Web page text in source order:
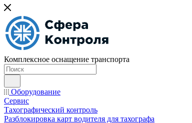
Комплексное оснащение транспорта
Оборудование
Сервис
Тахографический контроль
Разблокировка карт водителя для тахографа